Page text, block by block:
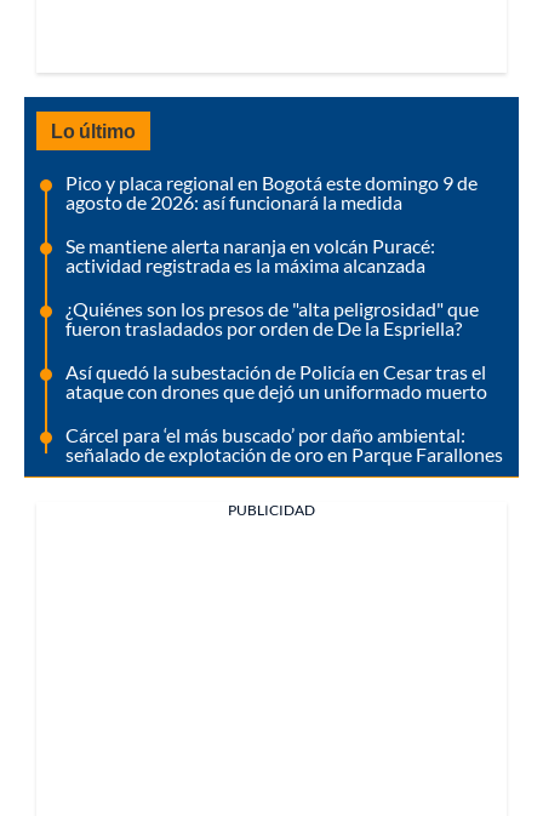
Lo último
Pico y placa regional en Bogotá este domingo 9 de
agosto de 2026: así funcionará la medida
Se mantiene alerta naranja en volcán Puracé:
actividad registrada es la máxima alcanzada
¿Quiénes son los presos de "alta peligrosidad" que
fueron trasladados por orden de De la Espriella?
Así quedó la subestación de Policía en Cesar tras el
ataque con drones que dejó un uniformado muerto
Cárcel para ‘el más buscado’ por daño ambiental:
señalado de explotación de oro en Parque Farallones
PUBLICIDAD